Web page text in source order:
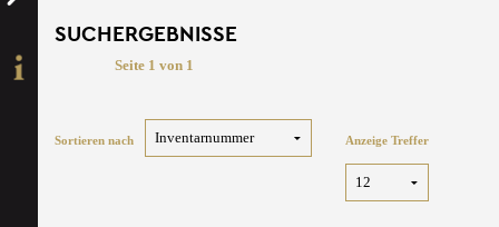
SUCHERGEBNISSE
Seite 1 von 1
Sortieren nach Anzeige Treffer